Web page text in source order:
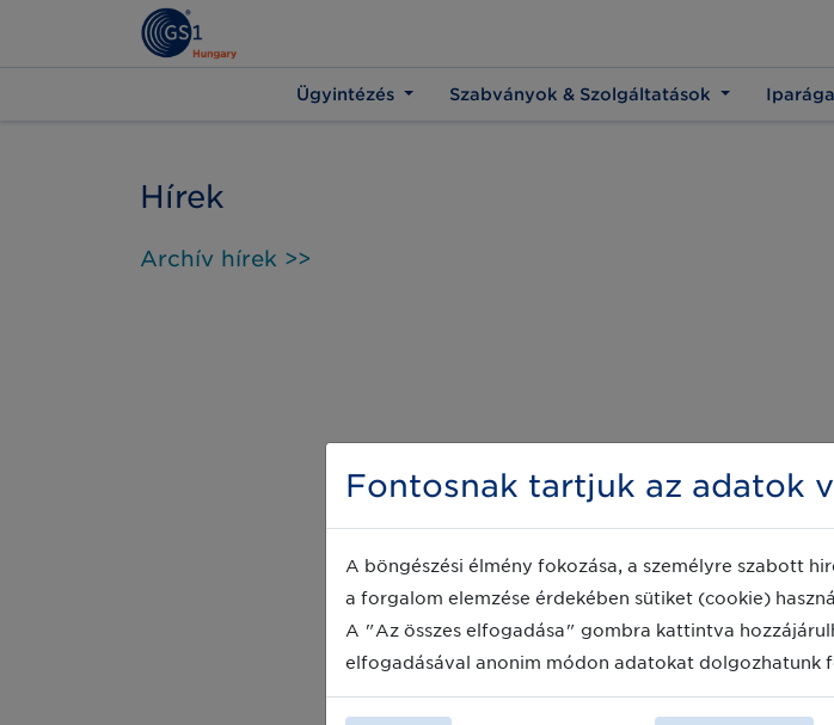
Ügyintézés Szabványok & Szolgáltatások
Hírek
Archív hírek >>
Fontosnak tartjuk az adatok
A böngészési élmény fokozása, a személyre szabott
a forgalom elemzése érdekében sütiket (cookie)
A "Az összes elfogadása" gombra kattintva
elfogadásával anonim módon adatokat dolgozhatunk